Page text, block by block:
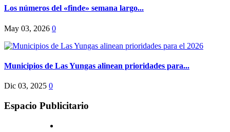
Los números del «finde» semana largo...
May 03, 2026 0
Municipios de Las Yungas alinean prioridades para...
Dic 03, 2025 0
Espacio Publicitario